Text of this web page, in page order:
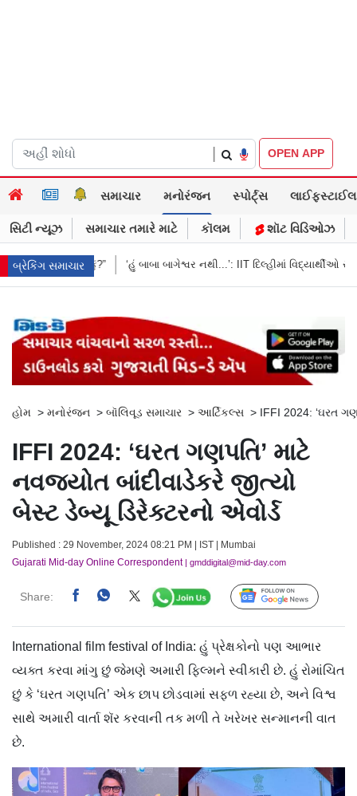
OPEN APP
સમાચાર મનોરંજન સ્પોર્ટ્સ લાઈફસ્ટાઈલ
સિટી ન્યૂઝ સમાચાર તમારે માટે કૉલમ શૉટ વિડિઓઝ
બ્રેકિંગ સમાચાર
નથી...’: IIT દિલ્હીમાં વિદ્યાર્થીઓ સાથે PM મોદીનો રમુજી સંવાદ થાણે: શાળાના
હોમ > મનોરંજન > બૉલિવૂડ સમાચાર > આર્ટિકલ્સ > IFFI 2024: ‘ઘરત
IFFI 2024: ‘ઘરત ગણપતિ’ માટે
નવજ્યોત બાંદીવાડેકરે જીત્યો
બેસ્ટ ડેબ્યૂ ડિરેક્ટરનો એવોર્ડ
Published : 29 November, 2024 08:21 PM | IST | Mumbai
Gujarati Mid-day Online Correspondent| gmddigital@mid-day.com
Share: Follow Us
International film festival of India: હું પ્રેક્ષકોનો પણ આભાર
વ્યક્ત કરવા માંગુ છું જેમણે અમારી ફિલ્મને સ્વીકારી છે. હું રોમાંચિત
છું કે ‘ઘરત ગણપતિ’ એક છાપ છોડવામાં સફળ રહ્યા છે, અને વિશ્વ
સાથે અમારી વાર્તા શૅર કરવાની તક મળી તે ખરેખર સન્માનની વાત
છે.